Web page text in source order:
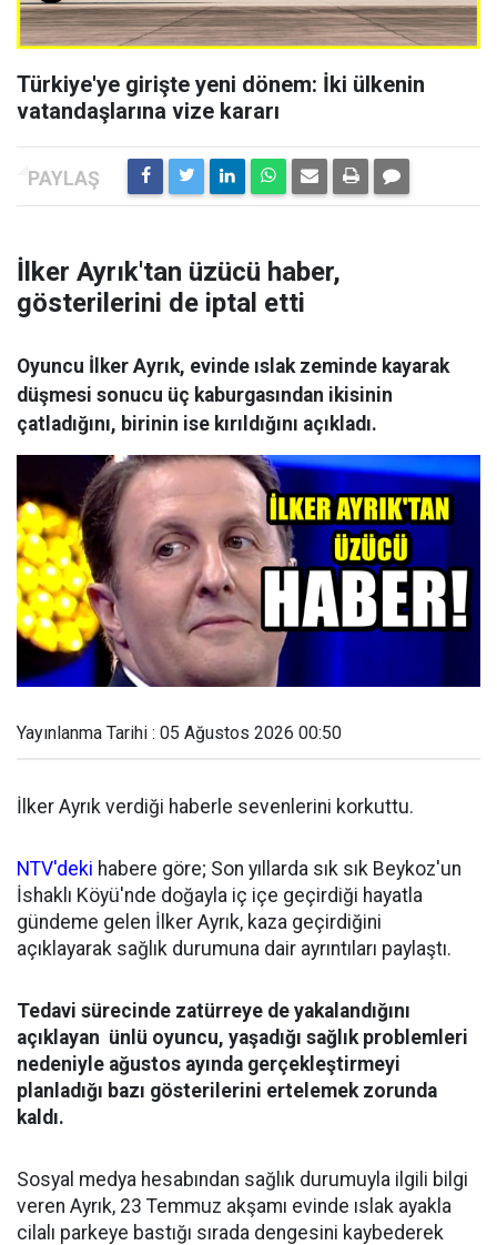
Türkiye'ye girişte yeni dönem: İki ülkenin
vatandaşlarına vize kararı
İlker Ayrık'tan üzücü haber,
gösterilerini de iptal etti
Oyuncu İlker Ayrık, evinde ıslak zeminde kayarak
düşmesi sonucu üç kaburgasından ikisinin
çatladığını, birinin ise kırıldığını açıkladı.
Yayınlanma Tarihi : 05 Ağustos 2026 00:50
İlker Ayrık verdiği haberle sevenlerini korkuttu.
NTV'deki habere göre; Son yıllarda sık sık Beykoz'un
İshaklı Köyü'nde doğayla iç içe geçirdiği hayatla
gündeme gelen İlker Ayrık, kaza geçirdiğini
açıklayarak sağlık durumuna dair ayrıntıları paylaştı.
Tedavi sürecinde zatürreye de yakalandığını
açıklayan ünlü oyuncu, yaşadığı sağlık problemleri
nedeniyle ağustos ayında gerçekleştirmeyi
planladığı bazı gösterilerini ertelemek zorunda
kaldı.
Sosyal medya hesabından sağlık durumuyla ilgili bilgi
veren Ayrık, 23 Temmuz akşamı evinde ıslak ayakla
cilalı parkeye bastığı sırada dengesini kaybederek